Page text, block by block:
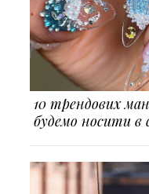
10 трендових
будемо носити в